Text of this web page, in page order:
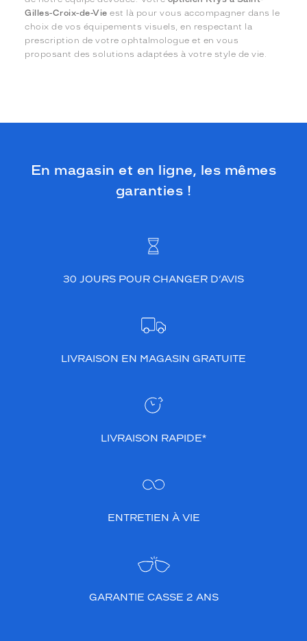
Gilles-Croix-de-Vie est là pour vous accompagner dans le
choix de vos équipements visuels, en respectant la
prescription de votre ophtalmologue et en vous
proposant des solutions adaptées à votre style de vie.
En magasin et en ligne, les mêmes
garanties !
30 JOURS POUR CHANGER D’AVIS
LIVRAISON EN MAGASIN GRATUITE
LIVRAISON RAPIDE*
ENTRETIEN À VIE
GARANTIE CASSE 2 ANS